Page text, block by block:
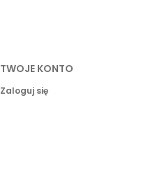
TWOJE KONTO
Zaloguj się